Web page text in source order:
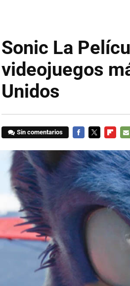
Sonic La
videojuegos
Unidos
Sin comentarios